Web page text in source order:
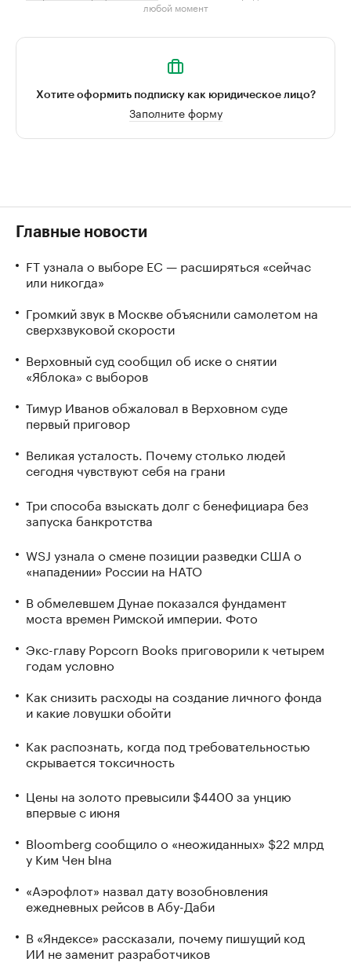
любой момент
Хотите оформить подписку как юридическое лицо?
Заполните форму
Главные новости
FT узнала о выборе ЕС — расширяться «сейчас
или никогда»
Громкий звук в Москве объяснили самолетом на
сверхзвуковой скорости
Верховный суд сообщил об иске о снятии
«Яблока» с выборов
Тимур Иванов обжаловал в Верховном суде
первый приговор
Великая усталость. Почему столько людей
сегодня чувствуют себя на грани
Три способа взыскать долг с бенефициара без
запуска банкротства
WSJ узнала о смене позиции разведки США о
«нападении» России на НАТО
В обмелевшем Дунае показался фундамент
моста времен Римской империи. Фото
Экс-главу Popcorn Books приговорили к четырем
годам условно
Как снизить расходы на создание личного фонда
и какие ловушки обойти
Как распознать, когда под требовательностью
скрывается токсичность
Цены на золото превысили $4400 за унцию
впервые с июня
Bloomberg сообщило о «неожиданных» $22 млрд
у Ким Чен Ына
«Аэрофлот» назвал дату возобновления
ежедневных рейсов в Абу-Даби
В «Яндексе» рассказали, почему пишущий код
ИИ не заменит разработчиков